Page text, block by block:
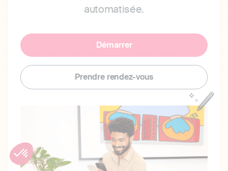
automatisée.
Démarrer
Prendre rendez-vous